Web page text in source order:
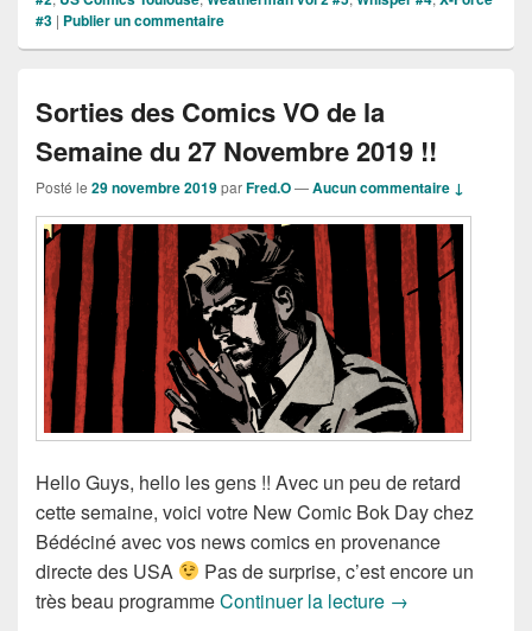
#3 | Publier un commentaire
Sorties des Comics VO de la
Semaine du 27 Novembre 2019 !!
Posté le 29 novembre 2019parFred.O—Aucun commentaire ↓
Hello Guys, hello les gens !! Avec un peu de retard
cette semaine, voici votre New Comic Bok Day chez
Bédéciné avec vos news comics en provenance
directe des USA
Pas de surprise, c’est encore un
très beau programmeContinuer la lecture Sorties des
→